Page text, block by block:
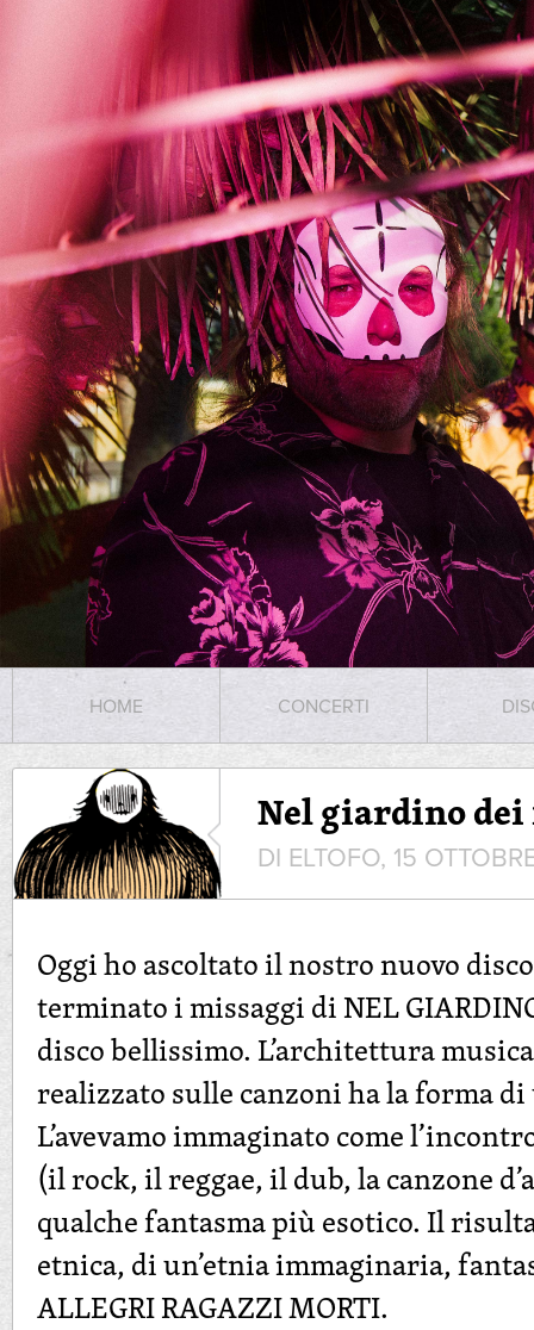
HOME CONCERTI
Nel giardino
DI ELTOFO, 15
Oggi ho ascoltato il nostro nuovo
terminato i missaggi di NEL
disco bellissimo. L’architettura
realizzato sulle canzoni ha la forma
L’avevamo immaginato come
(il rock, il reggae, il dub, la canzone
qualche fantasma più esotico. Il
etnica, di un’etnia immaginaria,
ALLEGRI RAGAZZI MORTI.